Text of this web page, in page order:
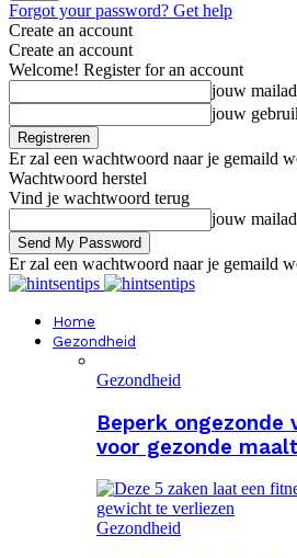
Forgot your password? Get help
Create an account
Create an account
Welcome! Register for an account
jouw
jouw
Er zal een wachtwoord naar je gemaild
Wachtwoord herstel
Vind je wachtwoord terug
jouw
Er zal een wachtwoord naar je gemaild
Home
Gezondheid
Gezondheid
Beperk ongezonde
voor gezonde
Gezondheid